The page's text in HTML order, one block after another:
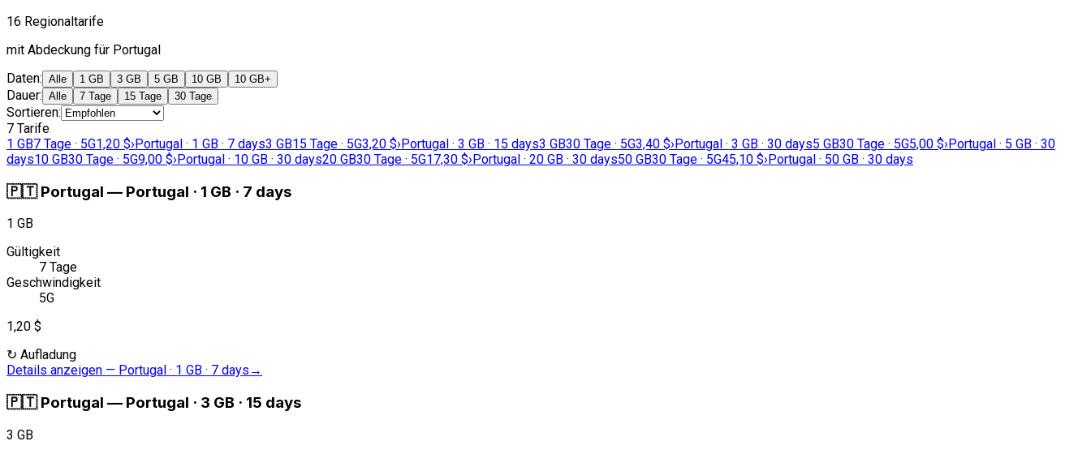
16 Regionaltarife
mit Abdeckung für Portugal
Daten: Alle 1 GB 3 GB 5 GB 10 GB 10 GB+
Dauer: Alle 7 Tage 15 Tage 30 Tage
Sortieren:
7 Tarife
1 GB7 Tage · 5G1,20 $›Portugal · 1 GB · 7 days3 GB15 Tage · 5G3,20 $›Portugal · 3 GB · 15 days3 GB30 Tage · 5G3,40 $›Portugal · 3 GB · 30 days5 GB30 Tage · 5G5,00 $›Portugal · 5 GB · 30
days10 GB30 Tage · 5G9,00 $›Portugal · 10 GB · 30 days20 GB30 Tage · 5G17,30 $›Portugal · 20 GB · 30 days50 GB30 Tage · 5G45,10 $›Portugal · 50 GB · 30 days
🇵🇹 Portugal — Portugal · 1 GB · 7 days
1 GB
Gültigkeit
7 Tage
Geschwindigkeit
5G
1,20 $
↻ Aufladung
Details anzeigen — Portugal · 1 GB · 7 days →
🇵🇹 Portugal — Portugal · 3 GB · 15 days
3 GB